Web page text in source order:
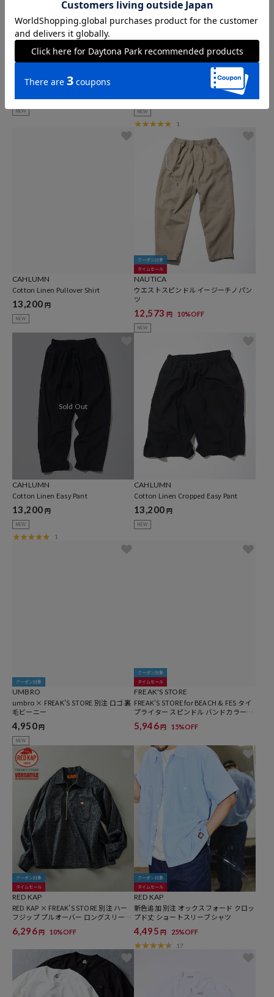
ACS SMALL
NEW
Cotton Linen Open Collar Shirt
13,200円
NEW
1
CAHLUMN
Cotton Linen Pullover Shirt
13,200 円
NEW
クーポン対象
タイムセール
NAUTICA
ウエストスピンドル イージーチノパン
ツ
12,573 円 10%OFF
NEW
CAHLUMN
Cotton Linen Easy Pant
13,200 円
NEW
1
CAHLUMN
Cotton Linen Cropped Easy Pant
13,200 円
NEW
クーポン対象
UMBRO
umbro × FREAK'S STORE 別注 ロゴ 裏
毛ビーニー
4,950 円
NEW
クーポン対象
タイムセール
FREAK'S STORE
FREAK'S STORE for BEACH & FES タイ
プライター スピンドル バンドカラーシ
ャツ
5,946 円 15%OFF
クーポン対象
タイムセール
RED KAP
RED KAP × FREAK'S STORE 別注 ハー
フジップ プルオーバー ロングスリーブ
シャツ
6,296 円 10%OFF
クーポン対象
タイムセール
RED KAP
新色追加 別注 オックスフォード クロッ
プド丈 ショートスリーブシャツ
4,495 円 25%OFF
17